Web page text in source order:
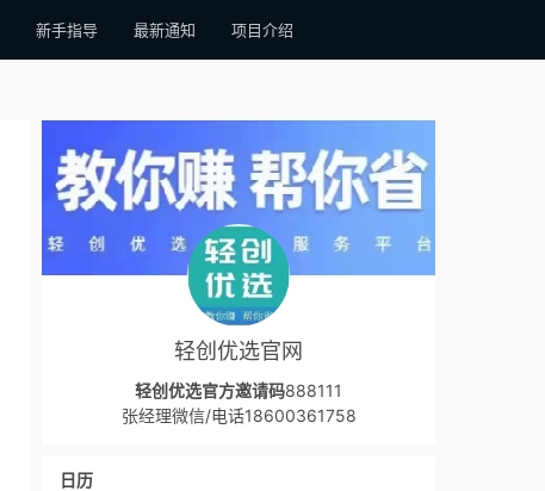
新手指导 最新通知 项目介绍
轻创优选官网
轻创优选官方邀请码888111
张经理微信/电话18600361758
日历